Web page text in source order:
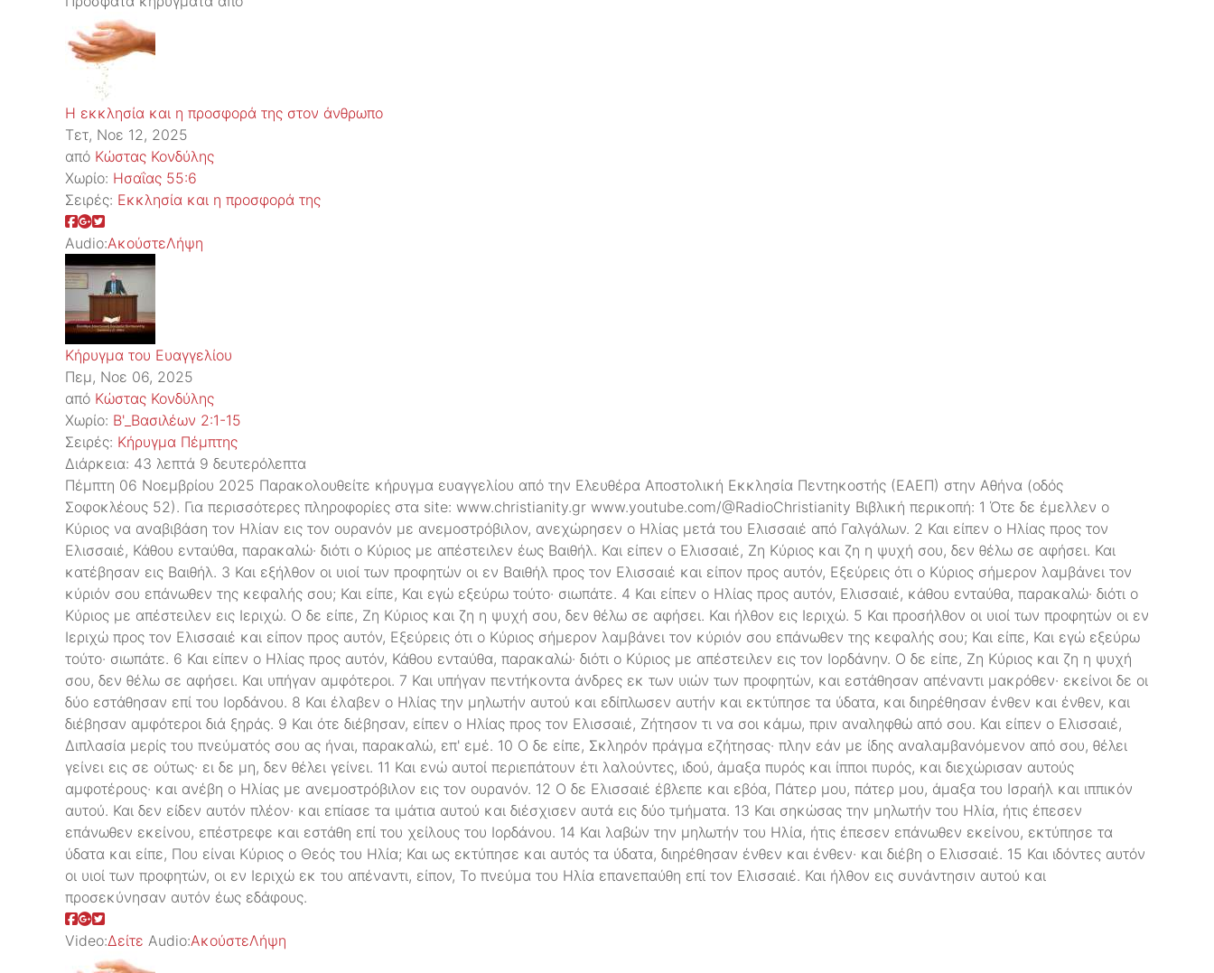
Η εκκλησία και η προσφορά της στον άνθρωπο
Τετ, Νοε 12, 2025
από Κώστας Κονδύλης
Χωρίο: Ησαΐας 55:6
Σειρές: Εκκλησία και η προσφορά της
Audio:ΑκούστεΛήψη
Κήρυγμα του Ευαγγελίου
Πεμ, Νοε 06, 2025
από Κώστας Κονδύλης
Χωρίο: Β'_Βασιλέων 2:1-15
Σειρές: Kήρυγμα Πέμπτης
Διάρκεια: 43 λεπτά 9 δευτερόλεπτα
Πέμπτη 06 Νοεμβρίου 2025 Παρακολουθείτε κήρυγμα ευαγγελίου από την Ελευθέρα Αποστολική Εκκλησία Πεντηκοστής (ΕΑΕΠ) στην Αθήνα (οδός
Σοφοκλέους 52). Για περισσότερες πληροφορίες στα site: www.christianity.gr www.youtube.com/@RadioChristianity Βιβλική περικοπή: 1 Ότε δε έμελλεν ο
Κύριος να αναβιβάση τον Ηλίαν εις τον ουρανόν με ανεμοστρόβιλον, ανεχώρησεν ο Ηλίας μετά του Ελισσαιέ από Γαλγάλων. 2 Και είπεν ο Ηλίας προς τον
Ελισσαιέ, Κάθου ενταύθα, παρακαλώ· διότι ο Κύριος με απέστειλεν έως Βαιθήλ. Και είπεν ο Ελισσαιέ, Ζη Κύριος και ζη η ψυχή σου, δεν θέλω σε αφήσει. Και
κατέβησαν εις Βαιθήλ. 3 Και εξήλθον οι υιοί των προφητών οι εν Βαιθήλ προς τον Ελισσαιέ και είπον προς αυτόν, Εξεύρεις ότι ο Κύριος σήμερον λαμβάνει τον
κύριόν σου επάνωθεν της κεφαλής σου; Και είπε, Και εγώ εξεύρω τούτο· σιωπάτε. 4 Και είπεν ο Ηλίας προς αυτόν, Ελισσαιέ, κάθου ενταύθα, παρακαλώ· διότι ο
Κύριος με απέστειλεν εις Ιεριχώ. Ο δε είπε, Ζη Κύριος και ζη η ψυχή σου, δεν θέλω σε αφήσει. Και ήλθον εις Ιεριχώ. 5 Και προσήλθον οι υιοί των προφητών οι εν
Ιεριχώ προς τον Ελισσαιέ και είπον προς αυτόν, Εξεύρεις ότι ο Κύριος σήμερον λαμβάνει τον κύριόν σου επάνωθεν της κεφαλής σου; Και είπε, Και εγώ εξεύρω
τούτο· σιωπάτε. 6 Και είπεν ο Ηλίας προς αυτόν, Κάθου ενταύθα, παρακαλώ· διότι ο Κύριος με απέστειλεν εις τον Ιορδάνην. Ο δε είπε, Ζη Κύριος και ζη η ψυχή
σου, δεν θέλω σε αφήσει. Και υπήγαν αμφότεροι. 7 Και υπήγαν πεντήκοντα άνδρες εκ των υιών των προφητών, και εστάθησαν απέναντι μακρόθεν· εκείνοι δε οι
δύο εστάθησαν επί του Ιορδάνου. 8 Και έλαβεν ο Ηλίας την μηλωτήν αυτού και εδίπλωσεν αυτήν και εκτύπησε τα ύδατα, και διηρέθησαν ένθεν και ένθεν, και
διέβησαν αμφότεροι διά ξηράς. 9 Και ότε διέβησαν, είπεν ο Ηλίας προς τον Ελισσαιέ, Ζήτησον τι να σοι κάμω, πριν αναληφθώ από σου. Και είπεν ο Ελισσαιέ,
Διπλασία μερίς του πνεύματός σου ας ήναι, παρακαλώ, επ' εμέ. 10 Ο δε είπε, Σκληρόν πράγμα εζήτησας· πλην εάν με ίδης αναλαμβανόμενον από σου, θέλει
γείνει εις σε ούτως· ει δε μη, δεν θέλει γείνει. 11 Και ενώ αυτοί περιεπάτουν έτι λαλούντες, ιδού, άμαξα πυρός και ίπποι πυρός, και διεχώρισαν αυτούς
αμφοτέρους· και ανέβη ο Ηλίας με ανεμοστρόβιλον εις τον ουρανόν. 12 Ο δε Ελισσαιέ έβλεπε και εβόα, Πάτερ μου, πάτερ μου, άμαξα του Ισραήλ και ιππικόν
αυτού. Και δεν είδεν αυτόν πλέον· και επίασε τα ιμάτια αυτού και διέσχισεν αυτά εις δύο τμήματα. 13 Και σηκώσας την μηλωτήν του Ηλία, ήτις έπεσεν
επάνωθεν εκείνου, επέστρεφε και εστάθη επί του χείλους του Ιορδάνου. 14 Και λαβών την μηλωτήν του Ηλία, ήτις έπεσεν επάνωθεν εκείνου, εκτύπησε τα
ύδατα και είπε, Που είναι Κύριος ο Θεός του Ηλία; Και ως εκτύπησε και αυτός τα ύδατα, διηρέθησαν ένθεν και ένθεν· και διέβη ο Ελισσαιέ. 15 Και ιδόντες αυτόν
οι υιοί των προφητών, οι εν Ιεριχώ εκ του απέναντι, είπον, Το πνεύμα του Ηλία επανεπαύθη επί τον Ελισσαιέ. Και ήλθον εις συνάντησιν αυτού και
προσεκύνησαν αυτόν έως εδάφους.
Video:Δείτε Audio:ΑκούστεΛήψη